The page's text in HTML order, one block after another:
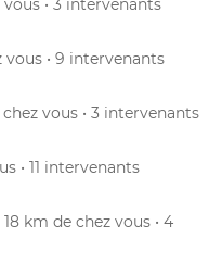
vous • 3 intervenants
vous • 9 intervenants
chez vous • 3 intervenants
• 11 intervenants
18 km de chez vous • 4